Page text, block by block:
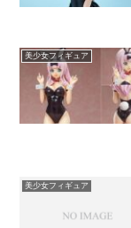
美少女フィギュア
美少女フィギュア